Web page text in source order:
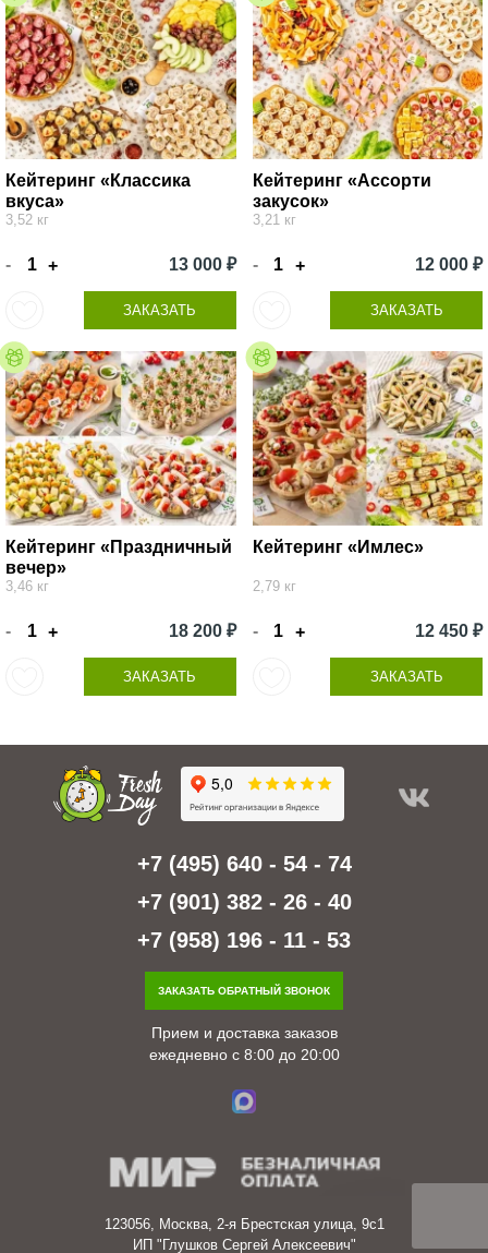
Кейтеринг «Классика
вкуса»
3,52 кг
- + 13 000 ₽
ЗАКАЗАТЬ
Кейтеринг «Ассорти
закусок»
3,21 кг
- + 12 000 ₽
ЗАКАЗАТЬ
Кейтеринг «Праздничный
вечер»
3,46 кг
- + 18 200 ₽
ЗАКАЗАТЬ
Кейтеринг «Имлес»
2,79 кг
- + 12 450 ₽
ЗАКАЗАТЬ
+7 (495) 640 - 54 - 74
+7 (901) 382 - 26 - 40
+7 (958) 196 - 11 - 53
ЗАКАЗАТЬ ОБРАТНЫЙ ЗВОНОК
Прием и доставка заказов
ежедневно с 8:00 до 20:00
123056, Москва, 2-я Брестская улица, 9с1
ИП "Глушков Сергей Алексеевич"